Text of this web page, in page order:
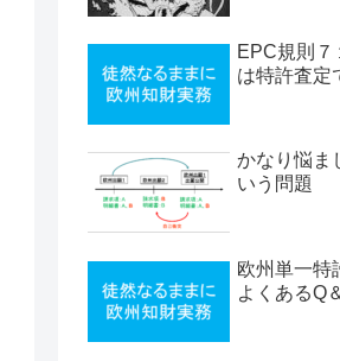
EPC規則７
は特許査定
かなり悩ま
いう問題
欧州単一特
よくあるQ